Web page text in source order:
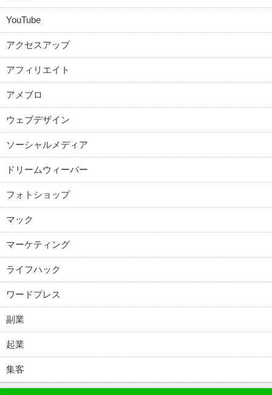
YouTube
アクセスアップ
アフィリエイト
アメブロ
ウェブデザイン
ソーシャルメディア
ドリームウィーバー
フォトショップ
マック
マーケティング
ライフハック
ワードプレス
副業
起業
集客